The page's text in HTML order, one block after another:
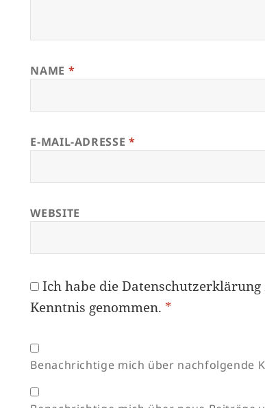
NAME *
E-MAIL-ADRESSE *
WEBSITE
Ich habe dieDatenschutzerklärung
Kenntnis genommen. *
Benachrichtige mich über nachfolgende